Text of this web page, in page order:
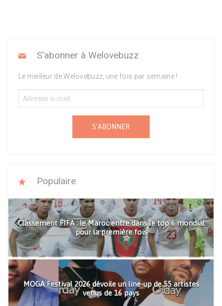
S'abonner à Welovebuzz
Le meilleur de Welovebuzz, une fois par semaine !
S'ABONNER
Populaire
Classement FIFA : le Maroc entre dans le top 6 mondial
pour la première fois
MOGA Festival 2026 dévoile un line-up de 55 artistes
venus de 16 pays